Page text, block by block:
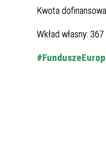
Dokumenty
Kwota
Wkład własny: